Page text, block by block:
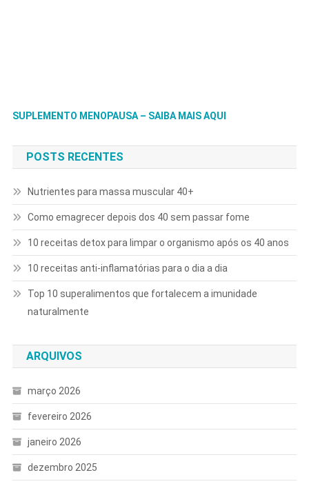
SUPLEMENTO MENOPAUSA – SAIBA MAIS AQUI
POSTS RECENTES
Nutrientes para massa muscular 40+
Como emagrecer depois dos 40 sem passar fome
10 receitas detox para limpar o organismo após os 40 anos
10 receitas anti-inflamatórias para o dia a dia
Top 10 superalimentos que fortalecem a imunidade
naturalmente
ARQUIVOS
março 2026
fevereiro 2026
janeiro 2026
dezembro 2025